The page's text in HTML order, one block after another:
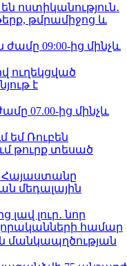
ոստիկանություն․
թմրամիջոց և
ժամը 09:00-ից մինչև
ուղեկցված
է
07.00-ից մինչև
Ռուբեն
թուրք տեսած
մեդալային
լուր․ նոր
համար
մանկապղծության